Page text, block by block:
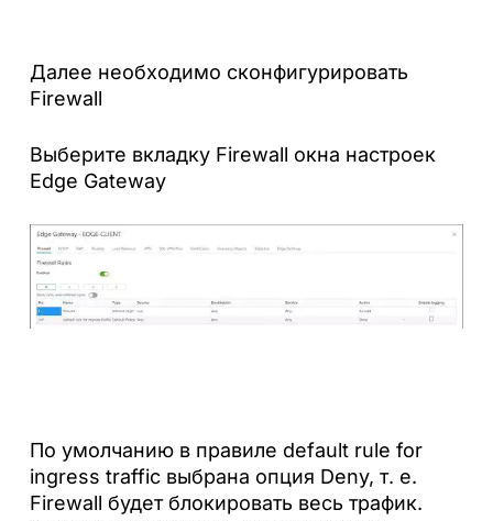
Далее необходимо сконфигурировать
Firewall
Выберите вкладку Firewall окна настроек
Edge Gateway
По умолчанию в правиле default rule for
ingress traffic выбрана опция Deny, т. е.
Firewall будет блокировать весь трафик.